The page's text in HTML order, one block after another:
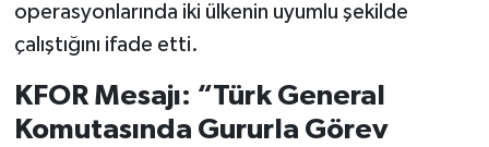
operasyonlarında iki ülkenin uyumlu şekilde
çalıştığını ifade etti.
KFOR Mesajı: “Türk General
Komutasında Gururla Görev